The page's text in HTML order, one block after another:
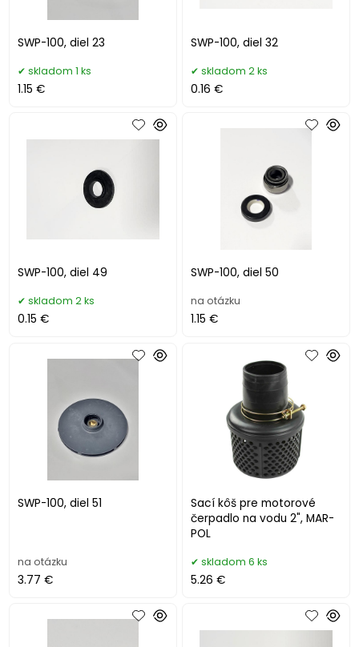
SWP-100, diel 23
skladom 1 ks
1.15 €
SWP-100, diel 32
skladom 2 ks
0.16 €
SWP-100, diel 49
skladom 2 ks
0.15 €
SWP-100, diel 50
na otázku
1.15 €
SWP-100, diel 51
na otázku
3.77 €
Sací kôš pre motorové
čerpadlo na vodu 2", MAR-
POL
skladom 6 ks
5.26 €